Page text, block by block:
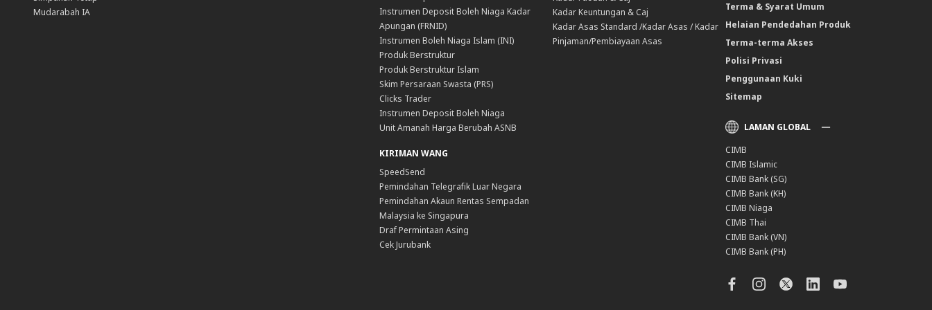
Mudarabah IA
Instrumen Deposit Boleh Niaga Kadar
Apungan (FRNID)
Instrumen Boleh Niaga Islam (INI)
Produk Berstruktur
Produk Berstruktur Islam
Skim Persaraan Swasta (PRS)
Clicks Trader
Instrumen Deposit Boleh Niaga
Unit Amanah Harga Berubah ASNB
KIRIMAN WANG
SpeedSend
Pemindahan Telegrafik Luar Negara
Pemindahan Akaun Rentas Sempadan
Malaysia ke Singapura
Draf Permintaan Asing
Cek Jurubank
Kadar Keuntungan & Caj
Kadar Asas Standard /Kadar Asas / Kadar
Pinjaman/Pembiayaan Asas
Terma & Syarat Umum
Helaian Pendedahan Produk
Terma-terma Akses
Polisi Privasi
Penggunaan Kuki
Sitemap
LAMAN GLOBAL
CIMB
CIMB Islamic
CIMB Bank (SG)
CIMB Bank (KH)
CIMB Niaga
CIMB Thai
CIMB Bank (VN)
CIMB Bank (PH)